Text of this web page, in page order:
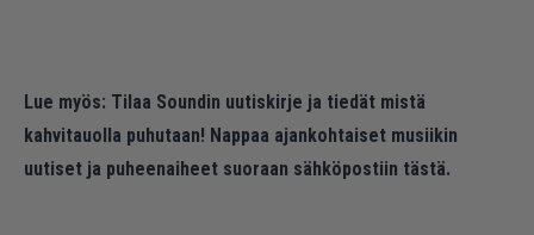
Lue myös: Tilaa Soundin uutiskirje ja tiedät mistä
kahvitauolla puhutaan! Nappaa ajankohtaiset musiikin
uutiset ja puheenaiheet suoraan sähköpostiin tästä.